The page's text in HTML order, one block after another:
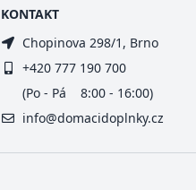
KONTAKT
Chopinova 298/1, Brno
+420 777 190 700
(Po - Pá 8:00 - 16:00)
info@domacidoplnky.cz